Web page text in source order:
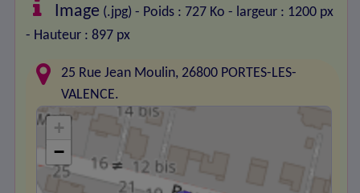
Image (.jpg) - Poids : 727 Ko - largeur : 1200 px
- Hauteur : 897 px
25 Rue Jean Moulin, 26800 PORTES-LES-
VALENCE.
+
−